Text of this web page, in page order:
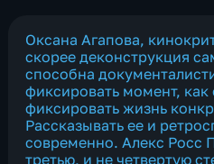
Оксана Агапова,
скорее деконструкция
способна
фиксировать момент,
фиксировать жизнь
Рассказывать ее и
современно. Алекс Росс
третью, и не четвертую